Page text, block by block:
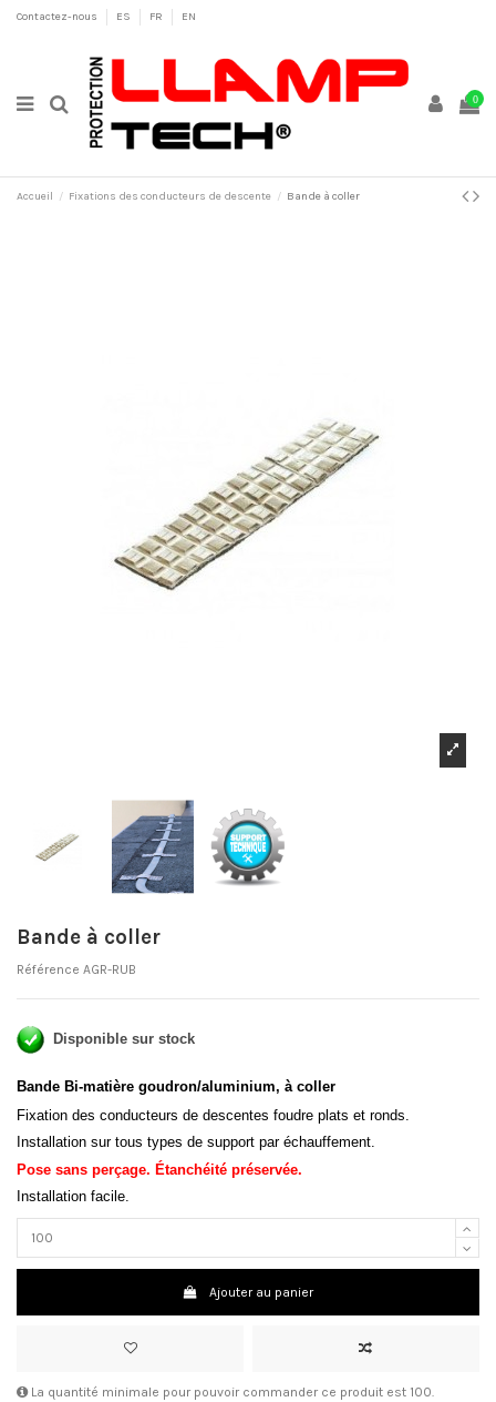
Contactez-nous ES FR EN
0
Accueil Fixations des conducteurs de descente Bande à coller
Bande à coller
Référence AGR-RUB
Disponible sur stock
Bande Bi-matière goudron/aluminium, à coller
Fixation des conducteurs de descentes foudre plats et ronds.
Installation sur tous types de support par échauffement.
Pose sans perçage. Étanchéité préservée.
Installation facile.
Ajouter au panier
La quantité minimale pour pouvoir commander ce produit est 100.